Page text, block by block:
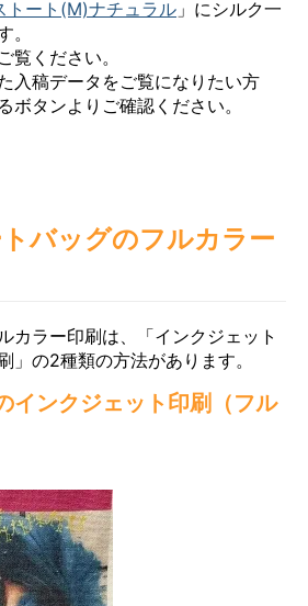
トート(M)ナチュラル 」にシルク一
。
覧ください。
入稿データをご覧になりたい方
ボタンよりご確認ください。
バッグのフルカラー
カラー印刷は、「インクジェット
」の2種類の方法があります。
インクジェット印刷（フル